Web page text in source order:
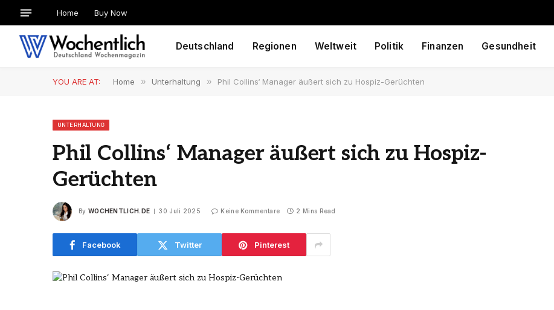
Home Buy Now
Deutschland Regionen Weltweit Politik Finanzen Gesundheit
YOU ARE AT: Home » Unterhaltung » Phil Collins‘ Manager äußert sich zu Hospiz-Gerüchten
UNTERHALTUNG
Phil Collins‘ Manager äußert sich zu Hospiz-
Gerüchten
By WOCHENTLICH.DE 30 Juli 2025 Keine Kommentare 2 Mins Read
Facebook Twitter Pinterest